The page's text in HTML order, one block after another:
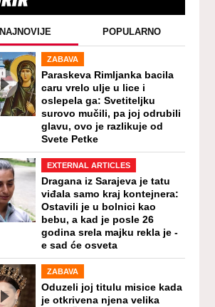
NAJNOVIJE POPULARNO
ZABAVA
Paraskeva Rimljanka bacila
caru vrelo ulje u lice i
oslepela ga: Svetiteljku
surovo mučili, pa joj odrubili
glavu, ovo je razlikuje od
Svete Petke
EXTERNAL ARTICLES
Dragana iz Sarajeva je tatu
viđala samo kraj kontejnera:
Ostavili je u bolnici kao
bebu, a kad je posle 26
godina srela majku rekla je -
e sad će osveta
ZABAVA
Oduzeli joj titulu misice kada
je otkrivena njena velika